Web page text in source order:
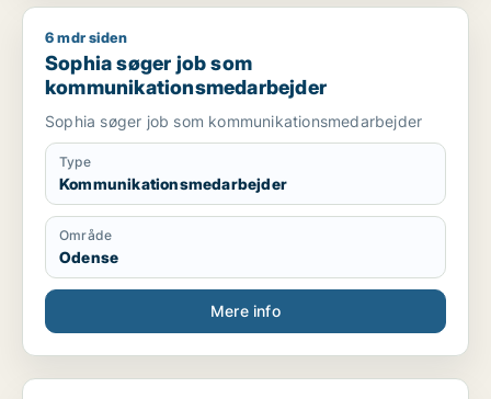
Sophia søger job som kommunikationsmedarbejder
6 mdr siden
Sophia søger job som
kommunikationsmedarbejder
Sophia søger job som kommunikationsmedarbejder
Type
Kommunikationsmedarbejder
Område
Odense
Mere info